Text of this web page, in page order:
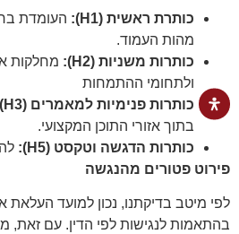
כותרת ראשית (H1
): העומדת
מהות העמוד.
כותרות משניות (H2
): מחלקות
ולתחומי ההתמחות
כותרות פנימיות למאמרים (H3
בתוך אזורי התוכן המקצועי.
כותרות הדגשה וטקסט (H5
):
פירוט פטורים מהנגשה
לפי מיטב בדיקתנו, נכון למועד העלאת
בהתאמות לנגישות לפי הדין. עם זאת,